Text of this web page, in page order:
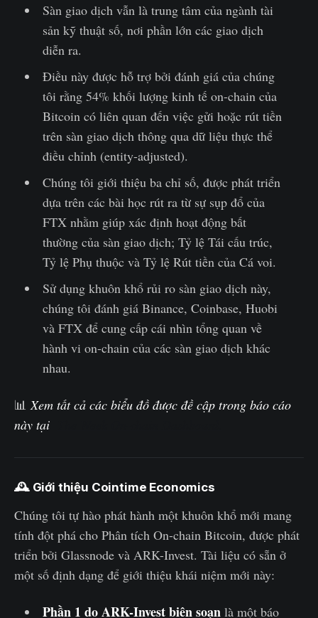
Sàn giao dịch vẫn là trung tâm của ngành tài
sản kỹ thuật số, nơi phần lớn các giao dịch
diễn ra.
Điều này được hỗ trợ bởi đánh giá của chúng
tôi rằng 54% khối lượng kinh tế on-chain của
Bitcoin có liên quan đến việc gửi hoặc rút tiền
trên sàn giao dịch thông qua dữ liệu thực thể
điều chỉnh (entity-adjusted).
Chúng tôi giới thiệu ba chỉ số, được phát triển
dựa trên các bài học rút ra từ sự sụp đổ của
FTX nhằm giúp xác định hoạt động bất
thường của sàn giao dịch; Tỷ lệ Tái cấu trúc,
Tỷ lệ Phụ thuộc và Tỷ lệ Rút tiền của Cá voi.
Sử dụng khuôn khổ rủi ro sàn giao dịch này,
chúng tôi đánh giá Binance, Coinbase, Huobi
và FTX để cung cấp cái nhìn tổng quan về
hành vi on-chain của các sàn giao dịch khác
nhau.
📊Xem tất cả các biểu đồ được đề cập trong báo cáo
này tại
🕰️ Giới thiệu Cointime Economics
Chúng tôi tự hào phát hành một khuôn khổ mới mang
tính đột phá cho Phân tích On-chain Bitcoin, được phát
triển bởi Glassnode và ARK-Invest. Tài liệu có sẵn ở
một số định dạng để giới thiệu khái niệm mới này:
Phần 1 do ARK-Invest biên soạnlà một báo